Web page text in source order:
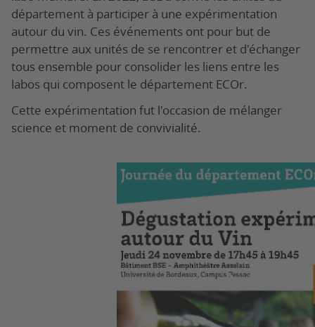
département à participer à une expérimentation
autour du vin. Ces événements ont pour but de
permettre aux unités de se rencontrer et d'échanger
tous ensemble pour consolider les liens entre les
labos qui composent le département ECOr.
Cette expérimentation fut l'occasion de mélanger
science et moment de convivialité.